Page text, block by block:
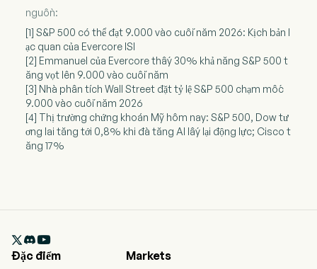
nguồn:
[1] S&P 500 có thể đạt 9.000 vào cuối năm 2026: Kịch bản l
ạc quan của Evercore ISI
[2] Emmanuel của Evercore thấy 30% khả năng S&P 500 t
ăng vọt lên 9.000 vào cuối năm
[3] Nhà phân tích Wall Street đặt tỷ lệ S&P 500 chạm mốc
9.000 vào cuối năm 2026
[4] Thị trường chứng khoán Mỹ hôm nay: S&P 500, Dow tư
ơng lai tăng tới 0,8% khi đà tăng AI lấy lại động lực; Cisco t
ăng 17%

Đặc điểm
Markets